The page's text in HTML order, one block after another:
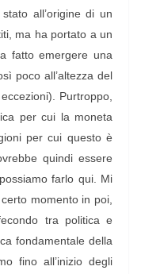
all’origine di un
ma ha portato a un
fatto emergere una
poco all’altezza del
Purtroppo,
per cui la moneta
per cui questo è
quindi essere
farlo qui. Mi
momento in poi,
tra politica e
fondamentale della
fino all’inizio degli